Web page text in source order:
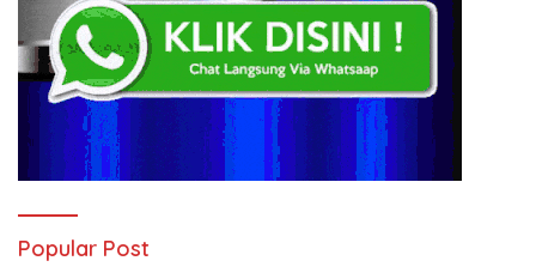
Popular Post